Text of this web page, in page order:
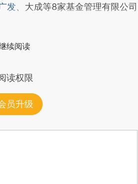
发、大成等8家基金管理有限公司
续阅读
读权限
员升级